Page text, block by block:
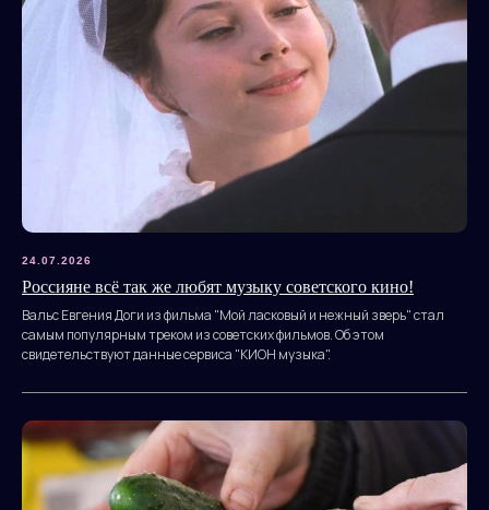
24.07.2026
Россияне всё так же любят музыку советского кино!
Вальс Евгения Доги из фильма "Мой ласковый и нежный зверь" стал
самым популярным треком из советских фильмов. Об этом
свидетельствуют данные сервиса "КИОН музыка".
ДОКУМЕНТЫ
© 2010—2026 гг. Все права защищены.
Политика конфиденциальности